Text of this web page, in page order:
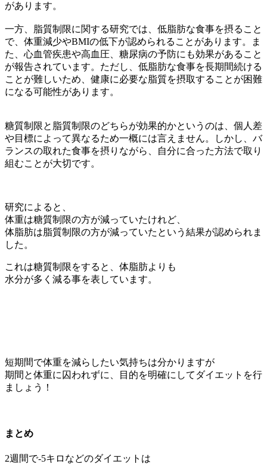
があります。
一方、脂質制限に関する研究では、低脂肪な食事を摂ること
で、体重減少やBMIの低下が認められることがあります。ま
た、心血管疾患や高血圧、糖尿病の予防にも効果があること
が報告されています。ただし、低脂肪な食事を長期間続ける
ことが難しいため、健康に必要な脂質を摂取することが困難
になる可能性があります。
糖質制限と脂質制限のどちらが効果的かというのは、個人差
や目標によって異なるため一概には言えません。しかし、バ
ランスの取れた食事を摂りながら、自分に合った方法で取り
組むことが大切です。
研究によると、
体重は糖質制限の方が減っていたけれど、
体脂肪は脂質制限の方が減っていたという結果が認められま
した。
これは糖質制限をすると、体脂肪よりも
水分が多く減る事を表しています。
短期間で体重を減らしたい気持ちは分かりますが
期間と体重に囚われずに、目的を明確にしてダイエットを行
ましょう！
まとめ
2週間で-5キロなどのダイエットは